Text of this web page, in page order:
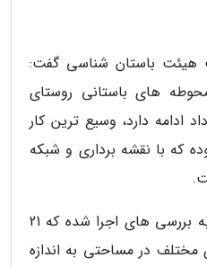
هیئت باستان شناسی گفت:
های باستانی روستای
زرندیه که تا 25 خرداد ادامه دارد، وسیع ترین کار
که با نقشه برداری و شبکه
این باستان شناس با اشاره به بررسی های اجرا شده که 21
مختلف در مساحتی به اندازه